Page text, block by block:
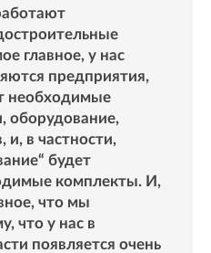
главное, у нас
предприятия,
необходимые
оборудование,
и, в частности,
будет
комплекты. И,
что мы
что у нас в
появляется очень